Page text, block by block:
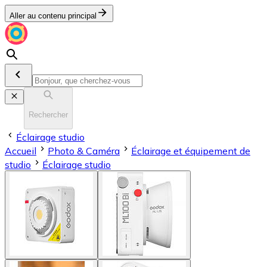
Aller au contenu principal
Rechercher
Éclairage studio
Accueil
Photo & Caméra
Éclairage et équipement de
studio
Éclairage studio